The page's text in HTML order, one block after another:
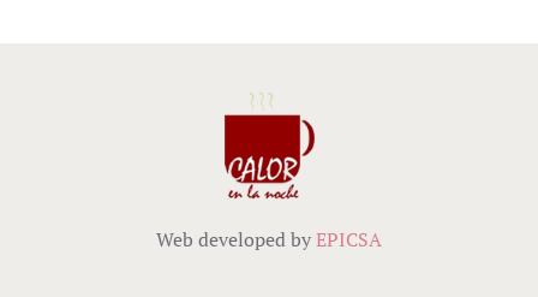
Web developed byEPICSA